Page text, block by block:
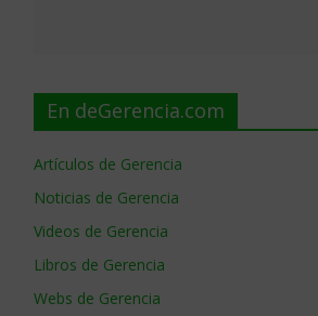
En deGerencia.com
Artículos de Gerencia
Noticias de Gerencia
Videos de Gerencia
Libros de Gerencia
Webs de Gerencia